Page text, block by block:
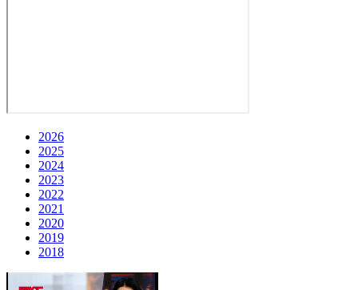
2026
2025
2024
2023
2022
2021
2020
2019
2018